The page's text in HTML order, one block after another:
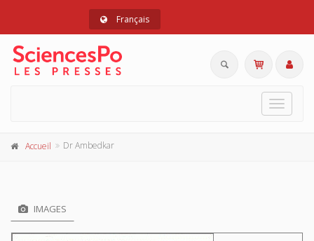
Français
Toggle
Accueil Dr Ambedkar
IMAGES